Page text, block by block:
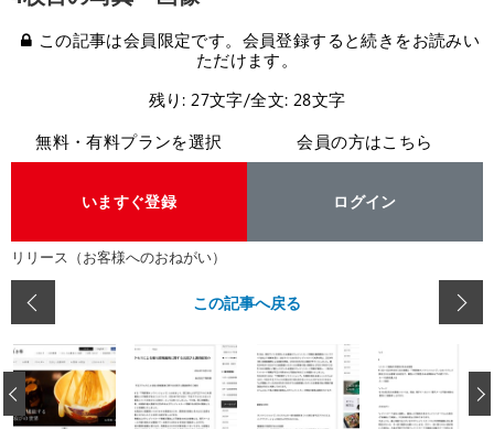
この記事は会員限定です。会員登録すると続きをお読みい
ただけます。
残り: 27文字/全文: 28文字
無料・有料プランを選択
いますぐ登録
会員の方はこちら
ログイン
リリース（お客様へのおねがい）
この記事へ戻る
‹